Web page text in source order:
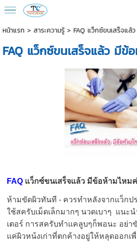
หน้าแรก > สาระความรู้> FAQ แว็กซ์ขนเสร็จแล้
FAQ แว็กซ์ขนเสร็จแล้ว มีข้
FAQ แว็กซ์ขนเสร็จแล้ว มีข้อห้ามไหม
ห้ามขัดผิวทันที - ควรทำหลังจากแว็ก
ใช้สครับเม็ดเล็กมากๆ นวดเบาๆ แนะ
เตอร์ การสครับทำแคลูบๆก็พอนะ อย่า
แค่ผิวหน้งเก่าที่ตกค้างอยู่ให้หลุดออกเ